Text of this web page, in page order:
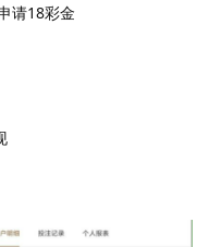
请18彩金